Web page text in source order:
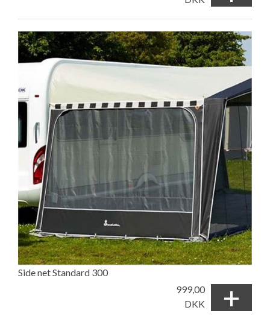
Side net Standard 300
999,00
DKK
+